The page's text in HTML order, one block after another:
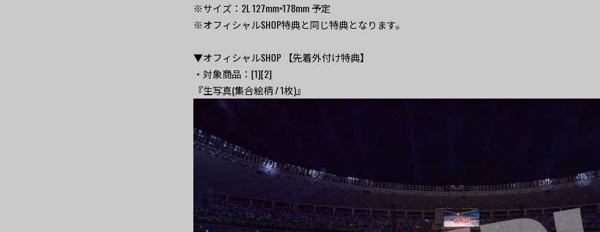
※サイズ：2L 127mm×178mm 予定
※オフィシャルSHOP特典と同じ特典となります。
▼オフィシャルSHOP 【先着外付け特典】
・対象商品：[1][2]
『生写真(集合絵柄 / 1枚)』